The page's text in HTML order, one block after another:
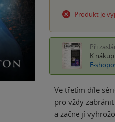
Produkt je
Při
K
E-
Ve třetím díle
pro vždy
a začne jí